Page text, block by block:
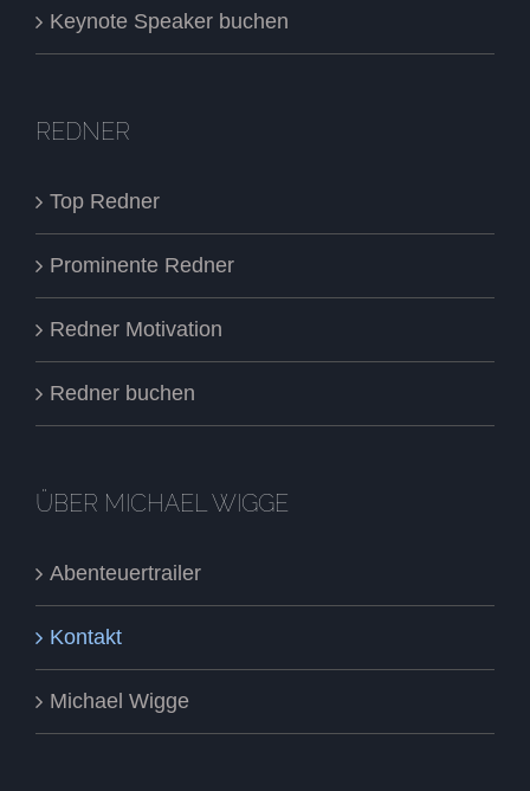
Keynote Speaker buchen
REDNER
Top Redner
Prominente Redner
Redner Motivation
Redner buchen
ÜBER MICHAEL WIGGE
Abenteuertrailer
Kontakt
Michael Wigge